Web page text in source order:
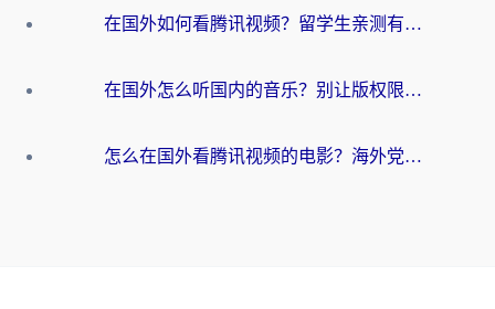
在国外如何看腾讯视频？留学生亲测有效的回国加速方案
在国外怎么听国内的音乐？别让版权限制断了你的华语歌单
怎么在国外看腾讯视频的电影？海外党亲测有效的回国加速指南